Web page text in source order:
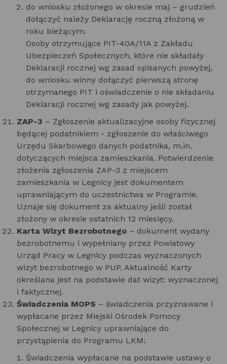
do wniosku złożonego w okresie maj – grudzień
dołączyć należy Deklarację roczną złożoną w
roku bieżącym.
Osoby otrzymujące PIT-40A/11A z Zakładu
Ubezpieczeń Społecznych, które nie składały
Deklaracji rocznej wg zasad opisanych powyżej,
do wniosku winny dołączyć pierwszą stronę
otrzymanego PIT i oświadczenie o nie składaniu
Deklaracji rocznej wg zasady jak powyżej.
ZAP-3 – Zgłoszenie aktualizacyjne osoby fizycznej
będącej podatnikiem - zgłoszenie do właściwego
Urzędu Skarbowego danych podatnika, m.in.
dotyczących miejsca zamieszkania. Potwierdzenie
złożenia zgłoszenia ZAP-3 z miejscem
zamieszkania w Legnicy jest dokumentem
uprawniającym do uczestnictwa w Programie.
Uznaje się dokument za aktualny jeśli został
złożony w okresie ostatnich 12 miesięcy.
Karta Wizyt Bezrobotnego – dokument wydany
bezrobotnemu i wypełniany przez Powiatowy
Urząd Pracy w Legnicy podczas wyznaczonych
wizyt bezrobotnego w PUP. Aktualność Karty
określana jest na podstawie dat wizyt: wyznaczonej
i faktycznej.
Świadczenia MOPS – świadczenia przyznawane i
wypłacane przez Miejski Ośrodek Pomocy
Społecznej w Legnicy uprawniające do
przystąpienia do Programu LKM:
Świadczenia wypłacane na podstawie ustawy o